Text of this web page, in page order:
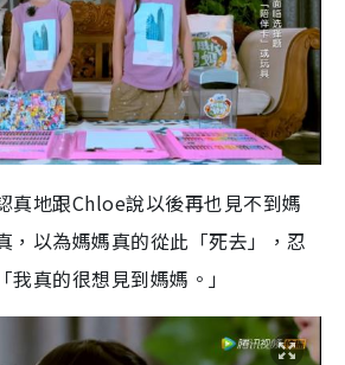
真地跟Chloe說以後再也見不到媽
，以為媽媽真的從此「死去」，忍
真的很想見到媽媽。」